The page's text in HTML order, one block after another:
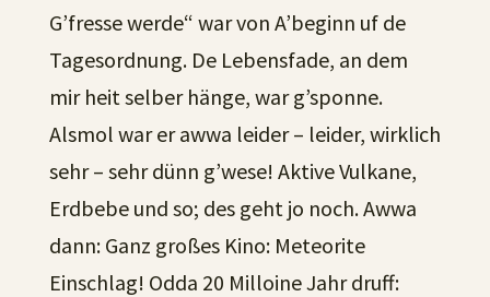
G’fresse werde“ war von A’beginn uf de
Tagesordnung. De Lebensfade, an dem
mir heit selber hänge, war g’sponne.
Alsmol war er awwa leider – leider, wirklich
sehr – sehr dünn g’wese! Aktive Vulkane,
Erdbebe und so; des geht jo noch. Awwa
dann: Ganz großes Kino: Meteorite
Einschlag! Odda 20 Milloine Jahr druff: